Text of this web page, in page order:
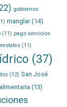
gobiernos
manglar(14)
(11) pago servicios
(11)
(37)
(12) San José
(13)